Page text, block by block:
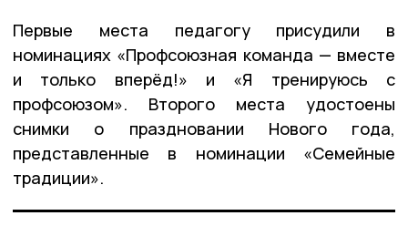
Первые места педагогу присудили в
номинациях «Профсоюзная команда — вместе
и только вперёд!» и «Я тренируюсь с
профсоюзом». Второго места удостоены
снимки о праздновании Нового года,
представленные в номинации «Семейные
традиции».